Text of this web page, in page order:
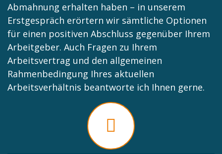
Abmahnung erhalten haben – in unserem
Erstgespräch erörtern wir sämtliche Optionen
für einen positiven Abschluss gegenüber Ihrem
Arbeitgeber. Auch Fragen zu Ihrem
Arbeitsvertrag und den allgemeinen
Rahmenbedingung Ihres aktuellen
Arbeitsverhältnis beantworte ich Ihnen gerne.